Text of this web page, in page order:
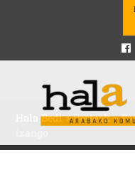
Hala Bedi>Besteak>